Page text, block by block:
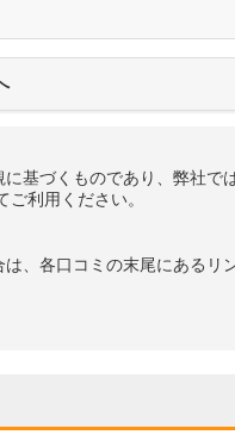
基づくものであり、弊社で
利用ください。
、各口コミの末尾にあるリ